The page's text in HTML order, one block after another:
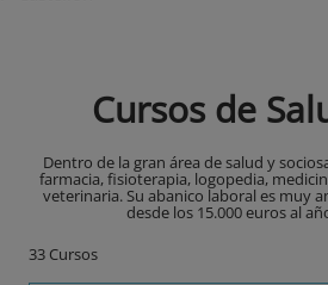
Cursos de
Dentro de la gran área de salud y
farmacia, fisioterapia, logopedia,
veterinaria. Su abanico laboral es muy
desde los 15.000 euros al
33 Cursos